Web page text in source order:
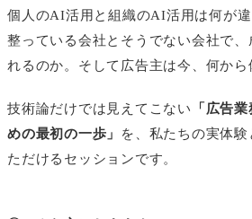
個人のAI活用と組織のAI活用は何が
整っている会社とそうでない会社で、
れるのか。そして広告主は今、何から
技術論だけでは見えてこない
「広告
めの最初の一歩」
を、私たちの実体
ただけるセッションです。